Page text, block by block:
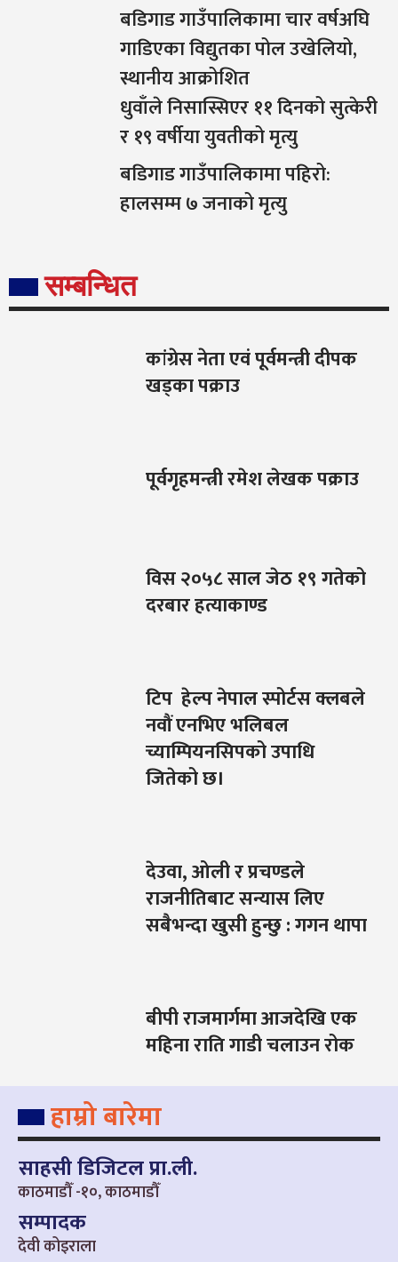
बडिगाड गाउँपालिकामा चार वर्षअघि
गाडिएका विद्युतका पोल उखेलियो,
स्थानीय आक्रोशित
धुवाँले निसास्सिएर ११ दिनको सुत्केरी
र १९ वर्षीया युवतीको मृत्यु
बडिगाड गाउँपालिकामा पहिरो:
हालसम्म ७ जनाको मृत्यु
सम्बन्धित
कांग्रेस नेता एवं पूर्वमन्त्री दीपक
खड्का पक्राउ
पूर्वगृहमन्त्री रमेश लेखक पक्राउ
विस २०५८ साल जेठ १९ गतेको
दरबार हत्याकाण्ड
टिप हेल्प नेपाल स्पोर्टस क्लबले
नवौं एनभिए भलिबल
च्याम्पियनसिपको उपाधि
जितेको छ।
देउवा, ओली र प्रचण्डले
राजनीतिबाट सन्यास लिए
सबैभन्दा खुसी हुन्छु : गगन थापा
बीपी राजमार्गमा आजदेखि एक
महिना राति गाडी चलाउन रोक
हाम्रो बारेमा
साहसी डिजिटल प्रा.ली.
काठमाडौँ -१०, काठमाडौँ
सम्पादक
देवी कोइराला